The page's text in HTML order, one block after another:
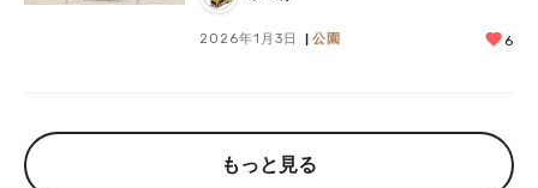
2026年1月3日 公園 6
もっと見る